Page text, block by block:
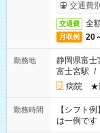
交通費
交通費 全
月収例 20
勤務地
静岡県富士
富士宮駅 /
病院 ★
勤務時間
【シフト例
は一例です